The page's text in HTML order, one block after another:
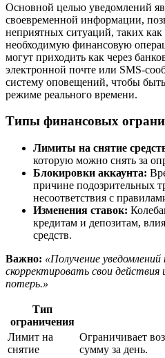
Основной целью уведомлений
своевременной информации,
неприятных ситуаций, таких
необходимую финансовую
могут приходить как через
электронной почте или SMS-
систему оповещений, чтобы
режиме реального времени.
Типы финансовых
Лимиты на снятие
которую можно снять за
Блокировки аккаунта:
причине подозрительных
несоответствия с
Изменения ставок:
кредитам и депозитам,
средств.
Важно: «Получение уведомлений
скорректировать свои
потерь.»
Тип
ограничения
Лимит на
снятие
Ограничивает
сумму за день.